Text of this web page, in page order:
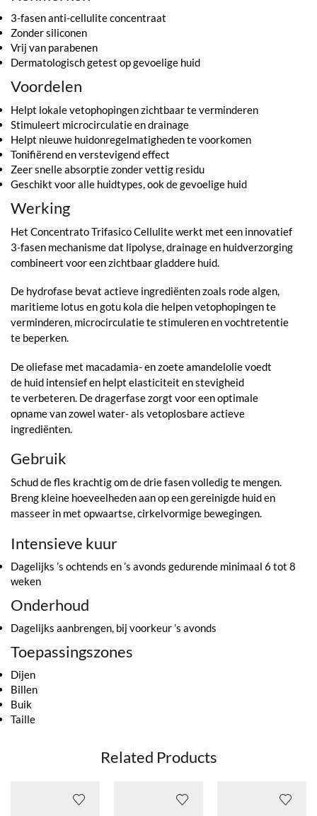
3-fasen anti-cellulite concentraat
Zonder siliconen
Vrij van parabenen
Dermatologisch getest op gevoelige huid
Voordelen
Helpt lokale vetophopingen zichtbaar te verminderen
Stimuleert microcirculatie en drainage
Helpt nieuwe huidonregelmatigheden te voorkomen
Tonifiërend en verstevigend effect
Zeer snelle absorptie zonder vettig residu
Geschikt voor alle huidtypes, ook de gevoelige huid
Werking
Het Concentrato Trifasico Cellulite werkt met een innovatief
3-fasen mechanisme dat lipolyse, drainage en huidverzorging
combineert voor een zichtbaar gladdere huid.
De hydrofase bevat actieve ingrediënten zoals rode algen,
maritieme lotus en gotu kola die helpen vetophopingen te
verminderen, microcirculatie te stimuleren en vochtretentie
te beperken.
De oliefase met macadamia- en zoete amandelolie voedt
de huid intensief en helpt elasticiteit en stevigheid
te verbeteren. De dragerfase zorgt voor een optimale
opname van zowel water- als vetoplosbare actieve
ingrediënten.
Gebruik
Schud de fles krachtig om de drie fasen volledig te mengen.
Breng kleine hoeveelheden aan op een gereinigde huid en
masseer in met opwaartse, cirkelvormige bewegingen.
Intensieve kuur
Dagelijks ’s ochtends en ’s avonds gedurende minimaal 6 tot 8
weken
Onderhoud
Dagelijks aanbrengen, bij voorkeur ’s avonds
Toepassingszones
Dijen
Billen
Buik
Taille
Related Products